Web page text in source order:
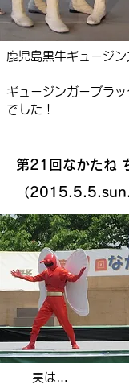
鹿児島黒牛ギュージ
ギュージンガーブラ
でした！
第21回なかたね
（2015.5.5.sun.
実は…